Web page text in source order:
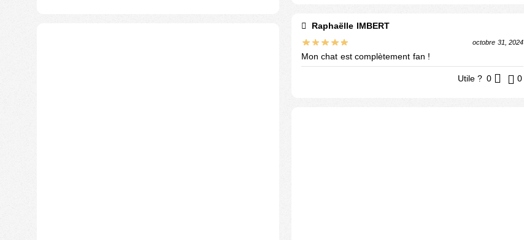
Raphaëlle IMBERT
octobre 31, 2024
Mon chat est complètement fan !
Utile ? 0 0